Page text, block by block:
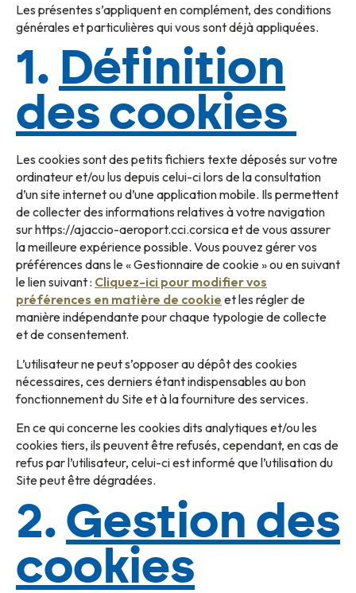
Les présentes s’appliquent en complément, des conditions
générales et particulières qui vous sont déjà appliquées.
1. Définition
des cookies
Les cookies sont des petits fichiers texte déposés sur votre
ordinateur et/ou lus depuis celui-ci lors de la consultation
d’un site internet ou d’une application mobile. Ils permettent
de collecter des informations relatives à votre navigation
sur https://ajaccio-aeroport.cci.corsica et de vous assurer
la meilleure expérience possible. Vous pouvez gérer vos
préférences dans le « Gestionnaire de cookie » ou en suivant
le lien suivant : Cliquez-ici pour modifier vos
préférences en matière de cookie et les régler de
manière indépendante pour chaque typologie de collecte
et de consentement.
L’utilisateur ne peut s’opposer au dépôt des cookies
nécessaires, ces derniers étant indispensables au bon
fonctionnement du Site et à la fourniture des services.
En ce qui concerne les cookies dits analytiques et/ou les
cookies tiers, ils peuvent être refusés, cependant, en cas de
refus par l’utilisateur, celui-ci est informé que l’utilisation du
Site peut être dégradées.
2. Gestion des
cookies